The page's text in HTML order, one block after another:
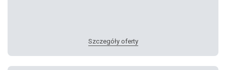
Szczegóły oferty